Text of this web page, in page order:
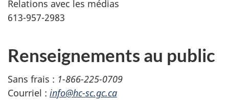
Relations avec les médias
613-957-2983
Renseignements au public
Sans frais : 1-866-225-0709
Courriel : info@hc-sc.gc.ca